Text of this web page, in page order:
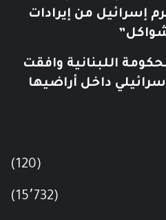
إسرائيل من إيرادات
اللبنانية وافقت
داخل أراضيها
(120)
(15٬732)